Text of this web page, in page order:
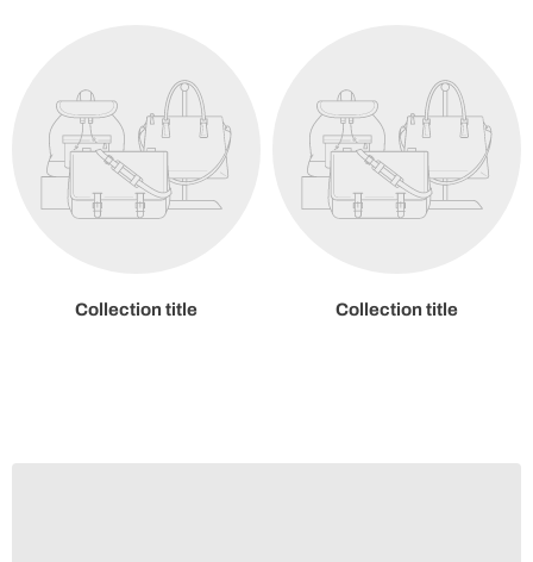
Collection title Collection title